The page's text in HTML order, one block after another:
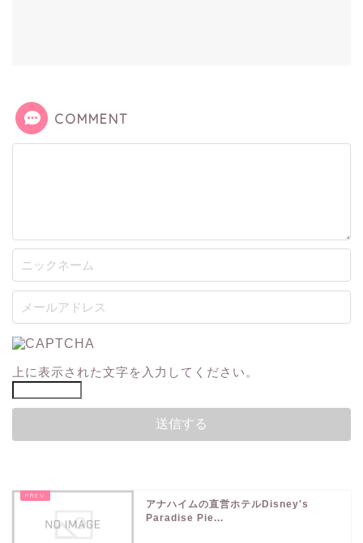
COMMENT
上に表示された文字を入力してください。
アナハイムの直営ホテルDisney's
Paradise Pie...